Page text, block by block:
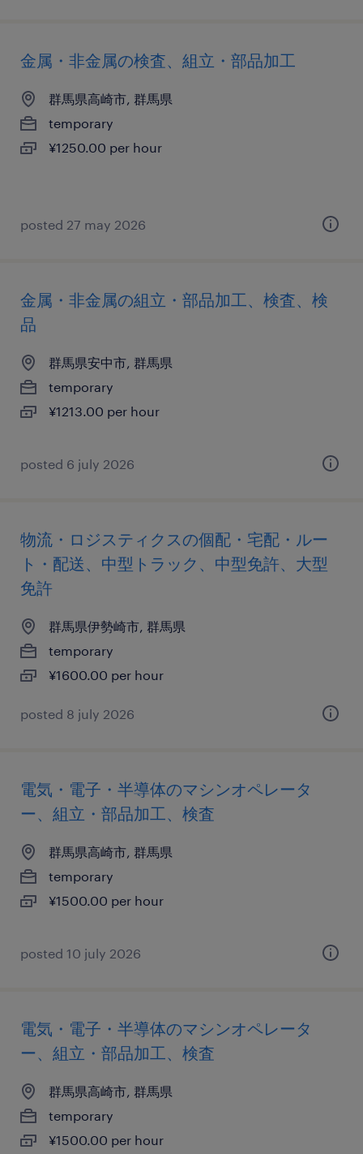
金属・非金属の検査、組立・部品加工
群馬県高崎市, 群馬県
temporary
¥1250.00 per hour
posted 27 may 2026
金属・非金属の組立・部品加工、検査、検
品
群馬県安中市, 群馬県
temporary
¥1213.00 per hour
posted 6 july 2026
物流・ロジスティクスの個配・宅配・ルー
ト・配送、中型トラック、中型免許、大型
免許
群馬県伊勢崎市, 群馬県
temporary
¥1600.00 per hour
posted 8 july 2026
電気・電子・半導体のマシンオペレータ
ー、組立・部品加工、検査
群馬県高崎市, 群馬県
temporary
¥1500.00 per hour
posted 10 july 2026
電気・電子・半導体のマシンオペレータ
ー、組立・部品加工、検査
群馬県高崎市, 群馬県
temporary
¥1500.00 per hour